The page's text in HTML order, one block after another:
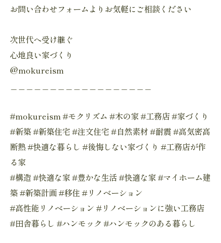
お問い合わせフォームよりお気軽にご相談ください
次世代へ受け継ぐ
心地良い家づくり
@mokureism
#mokureism #モクリズム #木の家 #工務店 #家づくり
#新築 #新築住宅 #注文住宅 #自然素材 #耐震 #高気密高
断熱 #快適な暮らし #後悔しない家づくり #工務店が作
る家
#構造 #快適な家 #豊かな生活 #快適な家 #マイホーム建
築 #新築計画 #移住 #リノベーション
#高性能リノベーション #リノベーションに強い工務店
#田舎暮らし #ハンモック #ハンモックのある暮らし